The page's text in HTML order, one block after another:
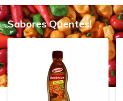
Sabores Quentes!